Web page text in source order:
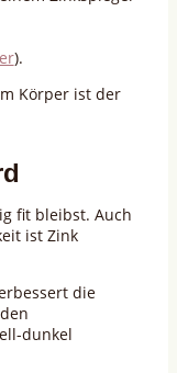
).
Körper ist der
fit bleibst. Auch
ist Zink
die
dunkel